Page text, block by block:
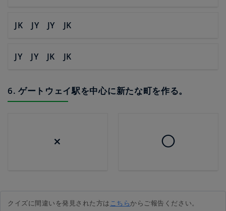
JK JY JY JK
JY JY JK JK
6. ゲートウェイ駅を中心に新たな町を作る。
× ◯
クイズに間違いを発見された方はこちらからご報告ください。